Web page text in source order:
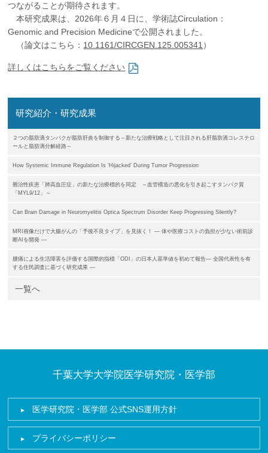
つながることが期待されます。
本研究成果は、2026年６月４日に、学術誌Circulation：
Genomic and Precision Medicineで公開されました。
（論文はこちら： 10.1161/CIRCGEN.125.005341）
詳しくはこちらをご覧ください
研究紹介・研究成果
２つの脂肪滴タンパクが脂肪肝炎を制御する～新たな治療戦略として注目される肝脂肪滴コレステロ
ールと脂肪滴分解経路～
How Systemic Immune Regulation Is ‘Hijacked’ During Tumor Progression
難治性疾患「肺高血圧症」の新たな治療標的を同定 ～血管構造の悪化を引き起こすタンパク質
「MYL9/12」～
Can Brain Damage in Neuromyelitis Optica Spectrum Disorder Keep Progressing Silently?
MRI画像だけで大腸がんの「予後不良タイプ」を見抜く！ ― 体や医療コストの負担が少ない術前診
断AIを開発 ―
腰痛による生活障害を評価する国際的指標「ODI」の日本人基準値を初めて報告― 全国代表性を有
する住民調査に基づく研究成果 ―
一覧へ
千葉大学大学院医学研究院・医学部
医学研究院・医学部 公式SNS運用方針
プライバシーポリシー